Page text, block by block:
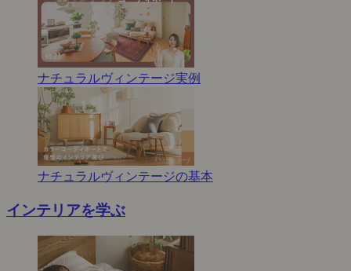
ナチュラルヴィンテージ実例
ナチュラルヴィンテージの基本
インテリアを学ぶ